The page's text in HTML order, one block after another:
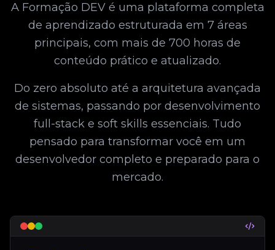
A Formação DEV é uma plataforma completa
de aprendizado estruturada em 7 áreas
principais, com mais de 700 horas de
conteúdo prático e atualizado.
Do zero absoluto até a arquitetura avançada
de sistemas, passando por desenvolvimento
full-stack e soft skills essenciais. Tudo
pensado para transformar você em um
desenvolvedor completo e preparado para o
mercado.